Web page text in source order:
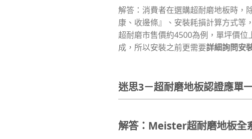
解答：消費者在選購超耐磨地板時，
康、收邊條』、安裝耗損計算方式
超耐磨市售價約4500為例，單坪價
成，所以安裝之前更需要詳細詢問安
迷思3－超耐磨地板認證應單
解答： Meister超耐磨地板全